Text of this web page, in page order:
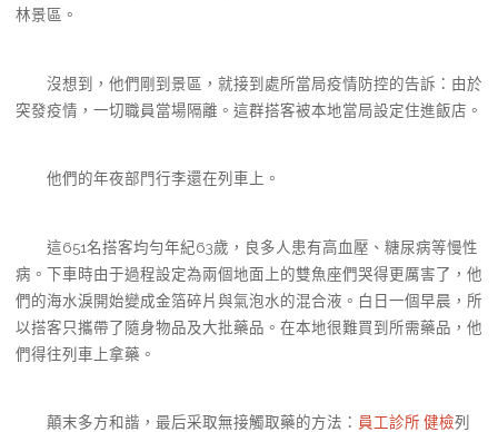
林景區。
沒想到，他們剛到景區，就接到處所當局疫情防控的告訴：由於
突發疫情，一切職員當場隔離。這群搭客被本地當局設定住進飯店。
他們的年夜部門行李還在列車上。
這651名搭客均勻年紀63歲，良多人患有高血壓、糖尿病等慢性
病。下車時由于過程設定為兩個地面上的雙魚座們哭得更厲害了，他
們的海水淚開始變成金箔碎片與氣泡水的混合液。白日一個早晨，所
以搭客只攜帶了隨身物品及大批藥品。在本地很難買到所需藥品，他
們得往列車上拿藥。
顛末多方和諧，最后采取無接觸取藥的方法： 員工診所 健檢列